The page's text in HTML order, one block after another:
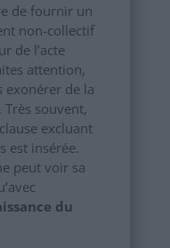
de fournir un
non-collectif
de l’acte
attention,
exonérer de la
Très souvent,
excluant
est insérée.
peut voir sa
du